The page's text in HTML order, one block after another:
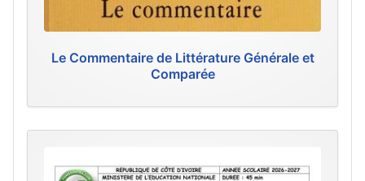
Le Commentaire de Littérature Générale et
Comparée